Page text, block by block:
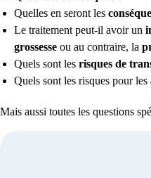
Quelles en seront les
Le traitement peut-il avoir un
grossesse ou au contraire, la
Quels sont les risques de
Quels sont les risques pour les
Mais aussi toutes les questions